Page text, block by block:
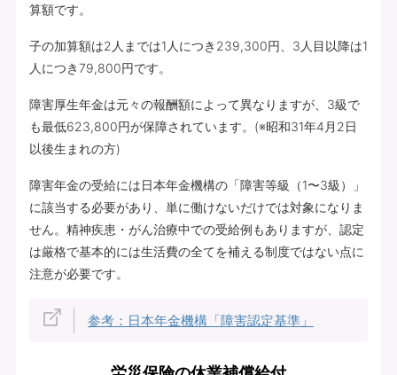
算額です。
子の加算額は2人までは1人につき239,300円、3人目以降は1
人につき79,800円です。
障害厚生年金は元々の報酬額によって異なりますが、3級で
も最低623,800円が保障されています。(※昭和31年4月2日
以後生まれの方)
障害年金の受給には日本年金機構の「障害等級（1〜3級）」
に該当する必要があり、単に働けないだけでは対象になりま
せん。精神疾患・がん治療中での受給例もありますが、認定
は厳格で基本的には生活費の全てを補える制度ではない点に
注意が必要です。
参考：日本年金機構「障害認定基準」